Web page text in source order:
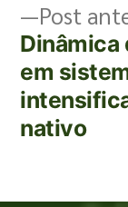
Post
Dinâmica
em
nativo